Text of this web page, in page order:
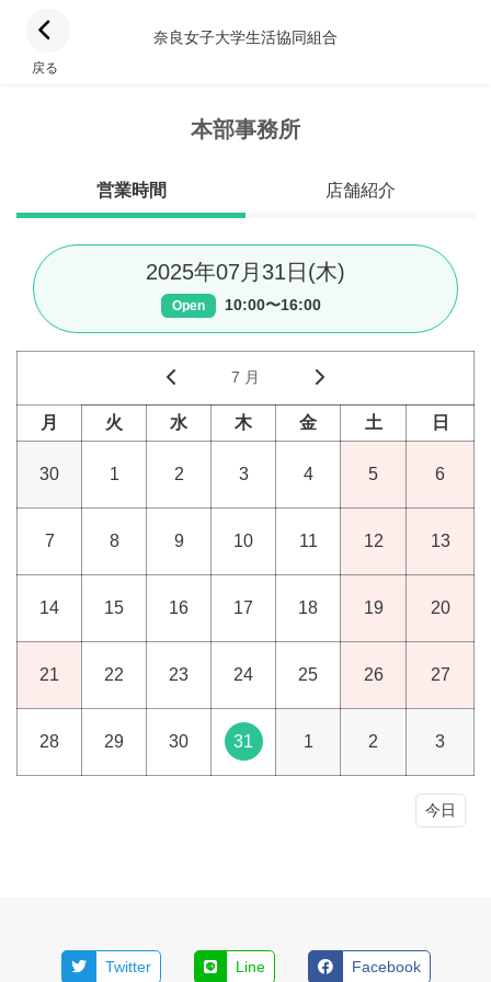
戻る
奈良女子大学生活協同組合
本部事務所
営業時間 店舗紹介
2025年07月31日(木)
Open 10:00〜16:00
7 月
月 火 水 木 金 土 日
30 1 2 3 4 5 6
7 8 9 10 11 12 13
14 15 16 17 18 19 20
21 22 23 24 25 26 27
28 29 30 31 1 2 3
今日
Twitter Line Facebook